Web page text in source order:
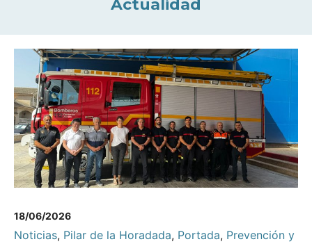
Actualidad
18/06/2026
Noticias, Pilar de la Horadada, Portada, Prevención y